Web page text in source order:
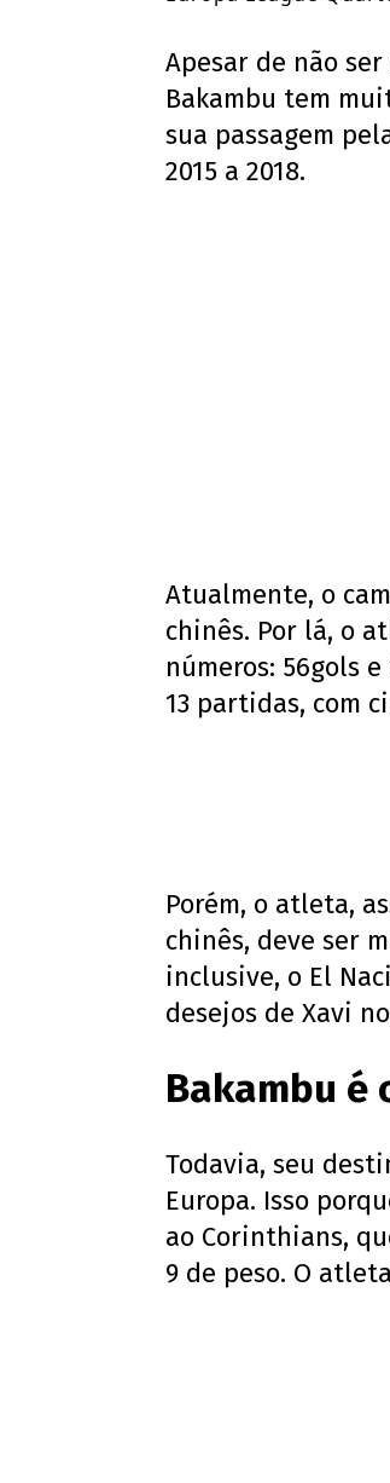
Apesar de não
Bakambu tem
sua passagem
2015 a 2018.
Atualmente, o
chinês. Por lá, o
números: 56gols
13 partidas, com
Porém, o atleta,
chinês, deve ser
inclusive, o El
desejos de Xavi
Bakambu é
Todavia, seu
Europa. Isso
ao Corinthians,
9 de peso. O